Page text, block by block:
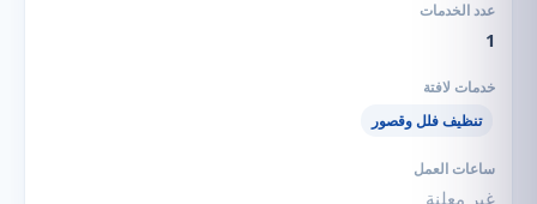
1
تنظيف فلل وقصور
غير معلنة